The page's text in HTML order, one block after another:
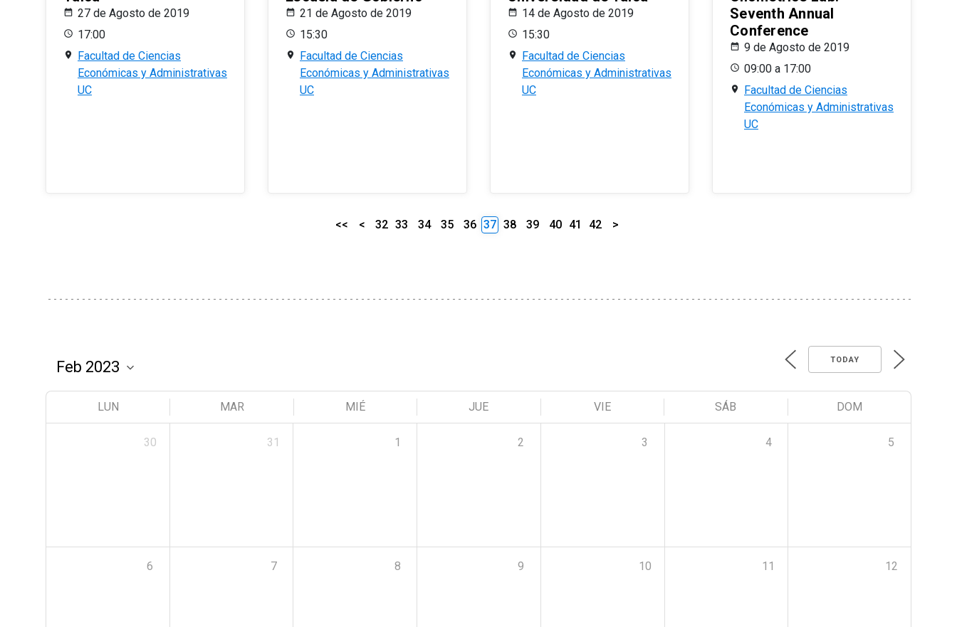
27 de Agosto de 2019
17:00
Facultad de Ciencias
Económicas y Administrativas
UC
21 de Agosto de 2019
15:30
Facultad de Ciencias
Económicas y Administrativas
UC
14 de Agosto de 2019
15:30
Facultad de Ciencias
Económicas y Administrativas
UC
Seventh Annual
Conference
9 de Agosto de 2019
09:00 a 17:00
Facultad de Ciencias
Económicas y Administrativas
UC
<< < 32 33 34 35 36 37 38 39 40 41 42 >
TODAY
LUN MAR MIÉ JUE VIE SÁB DOM
30 31 1 2 3 4 5
6 7 8 9 10 11 12